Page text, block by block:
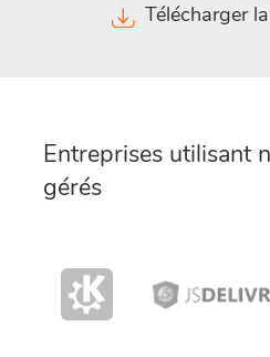
Télécharger
Entreprises utilisant
gérés